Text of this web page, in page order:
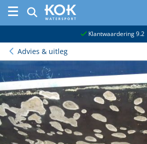
Klantwaardering 9.2
Advies & uitleg